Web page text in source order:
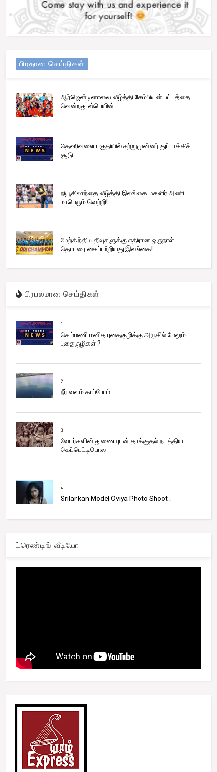
பிரதான செய்திகள்
ஆர்ஜென்டினாவை வீழ்த்தி சேம்பியன் பட்டத்தை
வென்றது ஸ்பெயின்
தெஹிவளை பகுதியில் சற்றுமுன்னர் துப்பாக்கிச்
சூடு
நியூசிலாந்தை வீழ்த்தி இலங்கை மகளிர் அணி
மாபெரும் வெற்றி!
மேற்கிந்திய தீவுகளுக்கு எதிரான ஒருநாள்
தொடரை கைப்பற்றியது இலங்கை!
பிரபலமான செய்திகள்
1
செம்மணி மனித புதைகுழிக்கு அருகில் மேலும்
புதைகுழிகள் ?
2
நீர் வளம் காப்போம்..
3
வேடர்களின் துணையுடன் தாக்குதல் நடத்திய
கெப்பெட்டிபொல
4
Srilankan Model Oviya Photo Shoot ..
ட்ரெண்டிங் வீடியோ